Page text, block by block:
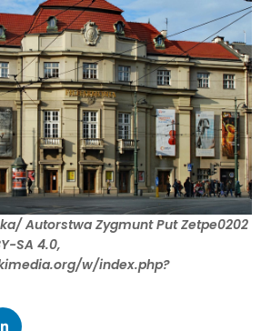
Autorstwa Zygmunt Put Zetpe0202
SA 4.0,
w/index.php?